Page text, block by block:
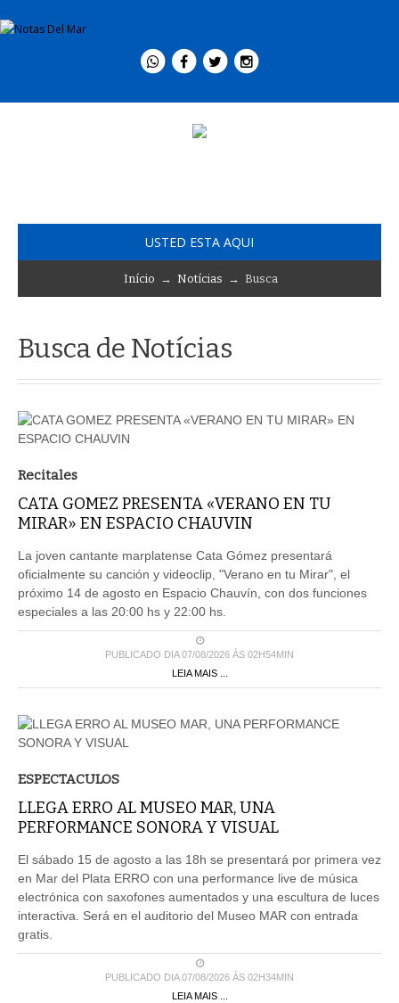
USTED ESTA AQUI
Início → Notícias → Busca
Busca de Notícias
Recitales
CATA GOMEZ PRESENTA «VERANO EN TU
MIRAR» EN ESPACIO CHAUVIN
La joven cantante marplatense Cata Gómez presentará
oficialmente su canción y videoclip, "Verano en tu Mirar", el
próximo 14 de agosto en Espacio Chauvín, con dos funciones
especiales a las 20:00 hs y 22:00 hs.
PUBLICADO DIA 07/08/2026 ÀS 02H54MIN
LEIA MAIS ...
ESPECTACULOS
LLEGA ERRO AL MUSEO MAR, UNA
PERFORMANCE SONORA Y VISUAL
El sábado 15 de agosto a las 18h se presentará por primera vez
en Mar del Plata ERRO con una performance live de música
electrónica con saxofones aumentados y una escultura de luces
interactiva. Será en el auditorio del Museo MAR con entrada
gratis.
PUBLICADO DIA 07/08/2026 ÀS 02H34MIN
LEIA MAIS ...